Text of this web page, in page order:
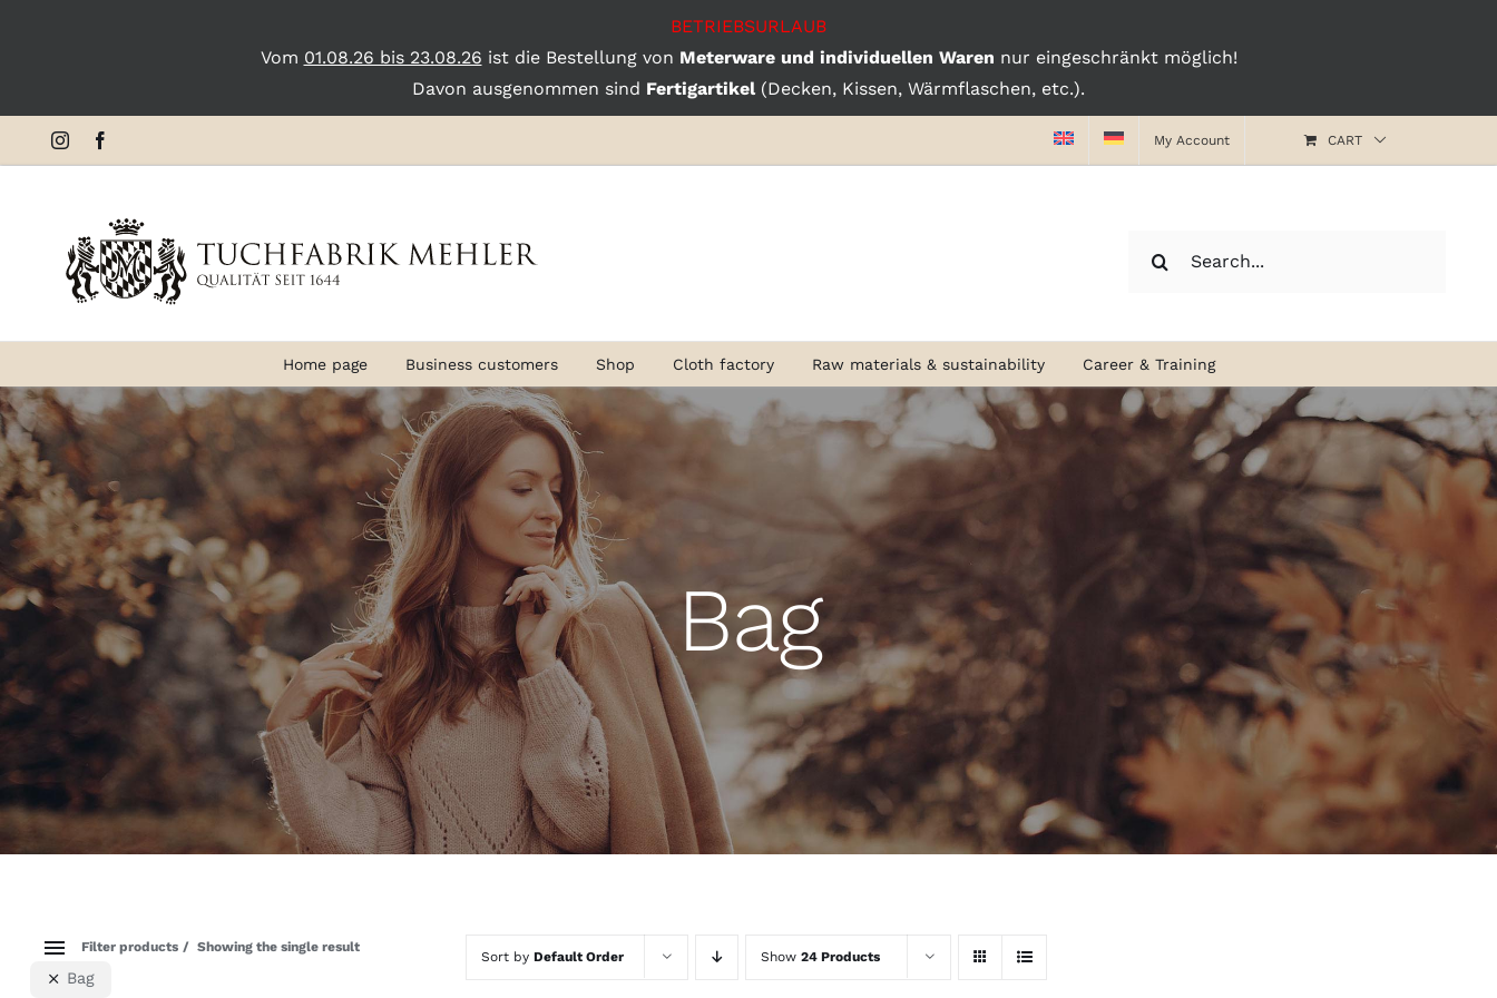
BETRIEBSURLAUB
Vom 01.08.26 bis 23.08.26 ist die Bestellung von Meterware und individuellen Waren nur eingeschränkt möglich!
Davon ausgenommen sind Fertigartikel(Decken, Kissen, Wärmflaschen, etc.).
to
Instagram My Account CART
for:
Home page Business customers Shop Cloth factory Raw materials & sustainability Career & Training
Bag
Sort by Default Order Show 24 Products
Filter products Showing the single result
Bag